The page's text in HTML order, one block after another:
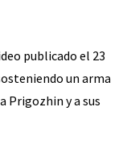
publicado el 23
un arma
Prigozhin y a sus